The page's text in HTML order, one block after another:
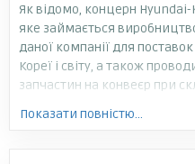
Як відомо, концерн Hyundai-
яке займається
даної компанії для
Кореї і світу, а також
запчастин на конвеєр при
Показати повністю...